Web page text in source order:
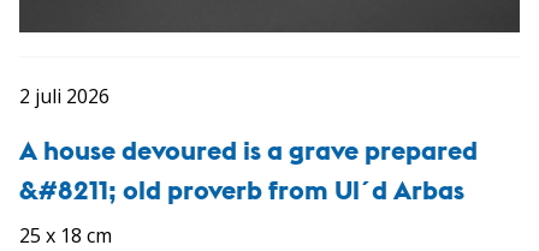
2 juli 2026
A house devoured is a grave prepared
&#8211; old proverb from Ul´d Arbas
25 x 18 cm